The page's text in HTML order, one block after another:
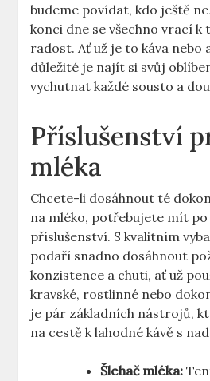
budeme povídat, kdo ještě
konci dne se všechno vrací k​
radost. Ať už je to káva
důležité je najít si svůj
vychutnat každé sousto a
Příslušenství
mléka
Chcete-li dosáhnout té
na ​mléko, potřebujete mít
příslušenství. S kvalitním
podaří snadno dosáhnout
konzistence a chuti, ať už
kravské,⁢ rostlinné nebo
je pár základních nástrojů,
na cestě k lahodné kávě ⁢s
Šlehač mléka: